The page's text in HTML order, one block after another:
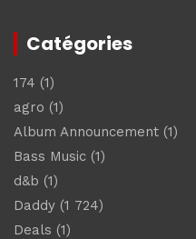
Catégories
174 (1)
agro (1)
Album Announcement (1)
Bass Music (1)
d&b (1)
Daddy (1 724)
Deals (1)